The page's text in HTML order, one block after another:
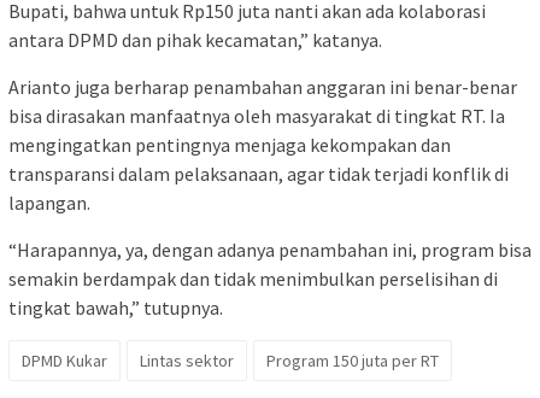
Bupati, bahwa untuk Rp150 juta nanti akan ada kolaborasi
antara DPMD dan pihak kecamatan,” katanya.
Arianto juga berharap penambahan anggaran ini benar-benar
bisa dirasakan manfaatnya oleh masyarakat di tingkat RT. Ia
mengingatkan pentingnya menjaga kekompakan dan
transparansi dalam pelaksanaan, agar tidak terjadi konflik di
lapangan.
“Harapannya, ya, dengan adanya penambahan ini, program bisa
semakin berdampak dan tidak menimbulkan perselisihan di
tingkat bawah,” tutupnya.
DPMD Kukar Lintas sektor Program 150 juta per RT